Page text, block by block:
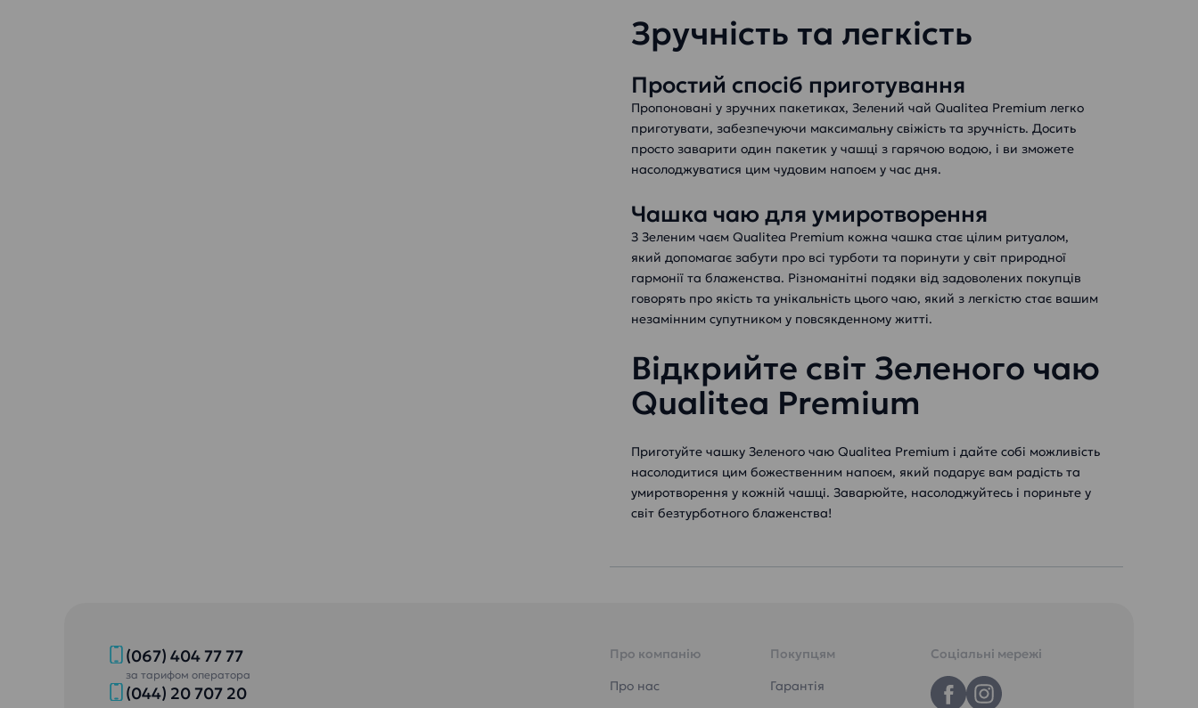
Зручність та легкість
Простий спосіб приготування
Пропоновані у зручних пакетиках, Зелений чай Qualitea Premium легко
приготувати, забезпечуючи максимальну свіжість та зручність. Досить
просто заварити один пакетик у чашці з гарячою водою, і ви зможете
насолоджуватися цим чудовим напоєм у час дня.
Чашка чаю для умиротворення
З Зеленим чаєм Qualitea Premium кожна чашка стає цілим ритуалом,
який допомагає забути про всі турботи та поринути у світ природної
гармонії та блаженства. Різноманітні подяки від задоволених покупців
говорять про якість та унікальність цього чаю, який з легкістю стає вашим
незамінним супутником у повсякденному житті.
Відкрийте світ Зеленого чаю
Qualitea Premium
Приготуйте чашку Зеленого чаю Qualitea Premium і дайте собі можливість
насолодитися цим божественним напоєм, який подарує вам радість та
умиротворення у кожній чашці. Заварюйте, насолоджуйтесь і пориньте у
світ безтурботного блаженства!
(067) 404 77 77
за тарифом оператора
(044) 20 707 20
Про компанію
Про нас
Покупцям
Гарантія
Соціальні мережі